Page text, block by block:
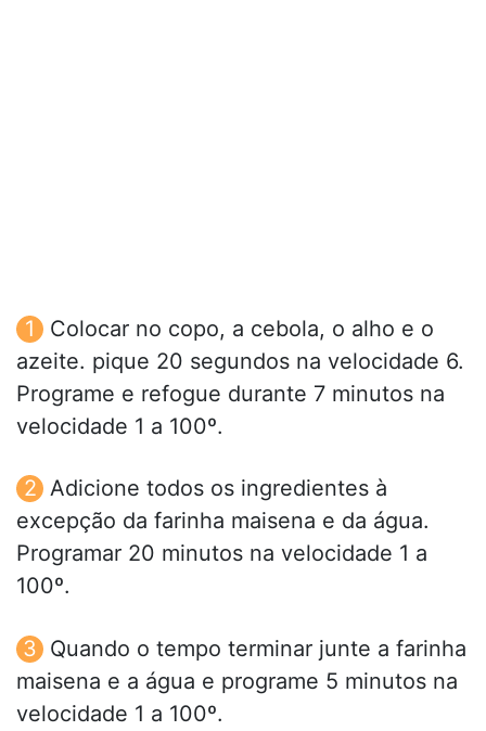
Colocar no copo, a cebola, o alho e o
azeite. pique 20 segundos na velocidade 6.
Programe e refogue durante 7 minutos na
velocidade 1 a 100º.
Adicione todos os ingredientes à
excepção da farinha maisena e da água.
Programar 20 minutos na velocidade 1 a
100º.
Quando o tempo terminar junte a farinha
maisena e a água e programe 5 minutos na
velocidade 1 a 100º.